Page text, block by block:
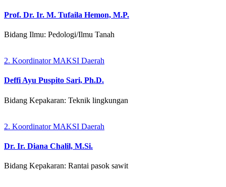
Prof. Dr. Ir. M. Tufaila Hemon, M.P.
Bidang Ilmu: Pedologi/Ilmu Tanah
2. Koordinator MAKSI Daerah
Deffi Ayu Puspito Sari, Ph.D.
Bidang Kepakaran: Teknik lingkungan
2. Koordinator MAKSI Daerah
Dr. Ir. Diana Chalil, M.Si.
Bidang Kepakaran: Rantai pasok sawit